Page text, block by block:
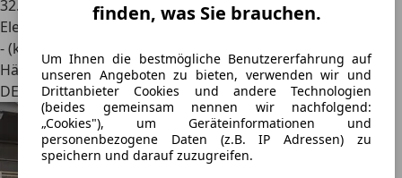
finden, was Sie brauchen.
Um Ihnen die bestmögliche Benutzererfahrung auf
unseren Angeboten zu bieten, verwenden wir und
Drittanbieter Cookies und andere Technologien
(beides gemeinsam nennen wir nachfolgend:
„Cookies"), um Geräteinformationen und
personenbezogene Daten (z.B. IP Adressen) zu
speichern und darauf zuzugreifen.
32.165 km
Elektro
- (kWh/100 km)
Händler
DE 38855